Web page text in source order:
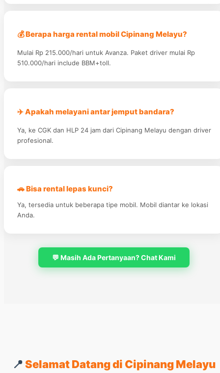
💰 Berapa harga rental mobil Cipinang Melayu?
Mulai Rp 215.000/hari untuk Avanza. Paket driver mulai Rp
510.000/hari include BBM+toll.
✈️ Apakah melayani antar jemput bandara?
Ya, ke CGK dan HLP 24 jam dari Cipinang Melayu dengan driver
profesional.
🚗 Bisa rental lepas kunci?
Ya, tersedia untuk beberapa tipe mobil. Mobil diantar ke lokasi
Anda.
💬 Masih Ada Pertanyaan? Chat Kami
📍Selamat Datang di Cipinang Melayu